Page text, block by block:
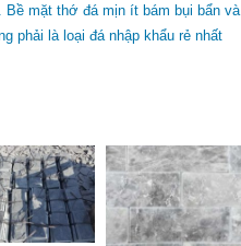
Bề mặt thớ đá mịn ít bám bụi bẩn và
phải là loại đá nhập khẩu rẻ nhất